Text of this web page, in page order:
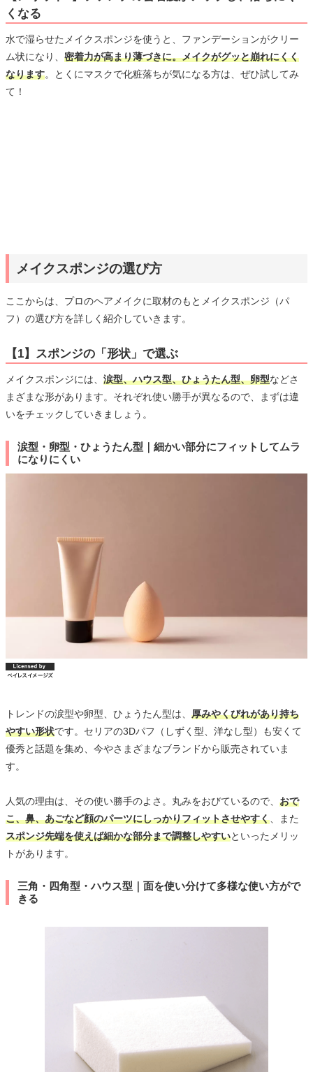
くなる
水で湿らせたメイクスポンジを使うと、ファンデーションがクリー
ム状になり、 密着力が高まり薄づきに。メイクがグッと崩れにくく
なります。とくにマスクで化粧落ちが気になる方は、ぜひ試してみ
て！
メイクスポンジの選び方
ここからは、プロのヘアメイクに取材のもとメイクスポンジ（パ
フ）の選び方を詳しく紹介していきます。
【1】スポンジの「形状」で選ぶ
メイクスポンジには、 涙型、ハウス型、ひょうたん型、卵型などさ
まざまな形があります。それぞれ使い勝手が異なるので、まずは違
いをチェックしていきましょう。
涙型・卵型・ひょうたん型｜細かい部分にフィットしてムラ
になりにくい
トレンドの涙型や卵型、ひょうたん型は、 厚みやくびれがあり持ち
やすい形状です。セリアの3Dパフ（しずく型、洋なし型）も安くて
優秀と話題を集め、今やさまざまなブランドから販売されていま
す。
人気の理由は、その使い勝手のよさ。丸みをおびているので、 おで
こ、鼻、あごなど顔のパーツにしっかりフィットさせやすく、また
スポンジ先端を使えば細かな部分まで調整しやすいといったメリッ
トがあります。
三角・四角型・ハウス型｜面を使い分けて多様な使い方がで
きる